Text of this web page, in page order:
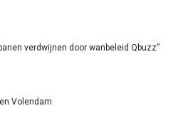
verdwijnen door wanbeleid Qbuzz”
Volendam